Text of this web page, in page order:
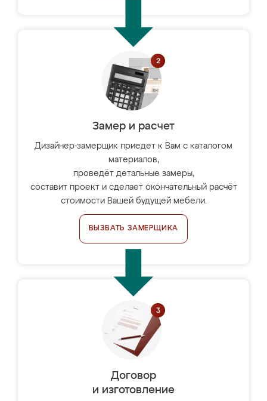
Замер и расчет
Дизайнер-замерщик приедет к Вам с каталогом
материалов,
проведёт детальные замеры,
составит проект и сделает окончательный расчёт
стоимости Вашей будущей мебели.
ВЫЗВАТЬ ЗАМЕРЩИКА
Договор
и изготовление